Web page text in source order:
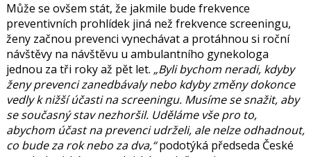
Může se ovšem stát, že jakmile bude frekvence
preventivních prohlídek jiná než frekvence screeningu,
ženy začnou prevenci vynechávat a protáhnou si roční
návštěvy na návštěvu u ambulantního gynekologa
jednou za tři roky až pět let. Byli bychom neradi, kdyby
ženy prevenci zanedbávaly nebo kdyby změny dokonce
vedly k nižší účasti na screeningu. Musíme se snažit, aby
se současný stav nezhoršil. Uděláme vše pro to,
abychom účast na prevenci udrželi, ale nelze odhadnout,
co bude za rok nebo za dva, podotýká předseda České